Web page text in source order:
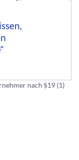
nach §19 (1)